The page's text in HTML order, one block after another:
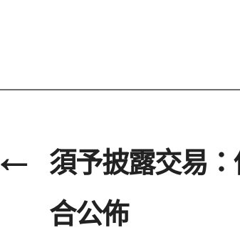
←
須予披露交易
合公佈